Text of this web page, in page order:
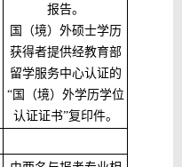
报告。
国（境）外硕士学历
获得者提供经教育部
留学服务中心认证的
“国（境）外学历学位
认证证书”复印件。